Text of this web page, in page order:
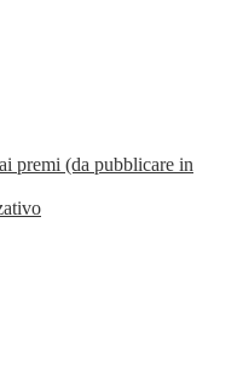
premi (da pubblicare in